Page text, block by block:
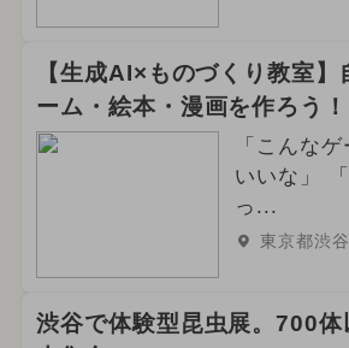
【生成AI×ものづくり教室
ーム・絵本・漫画を作ろう！
「こんな
いいな」
っ...
東京都渋
渋谷で体験型昆虫展。700